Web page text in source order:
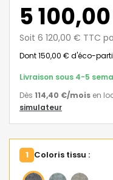
5
Soit 6 120,00 € TTC
Dont 150,00 € d'éco-
Livraison sous 4-5
Dès 114,40 €/mois en
simulateur
1 Coloris tissu :